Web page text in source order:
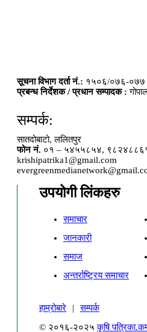
सूचना विभाग दर्ता नं.: १५०६/०७६-०७७
प्रबन्ध निर्देशक / प्रधान सम्पादक :
सम्पर्क:
सातदोबाटो, ललितपुर
फोन नं. ०१ – ५४५५८५४,
krishipatrika1@gmail.com
उपयोगी लिंकहरु
समाचार
जानकारी
समाज
अन्तर्राष्ट्रिय समाचार
हाम्रोबारे |
सम्पर्क
© २०१६-२०२५कृषि